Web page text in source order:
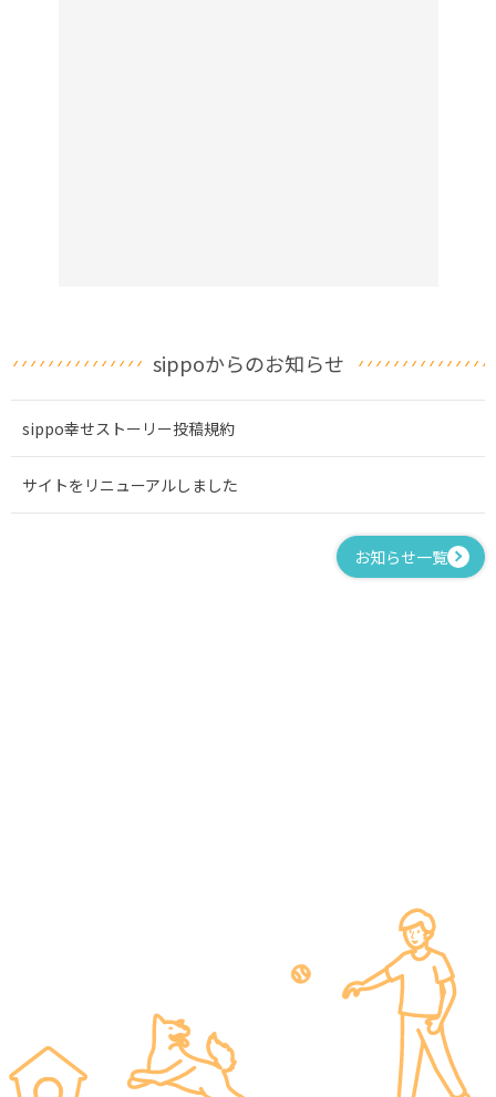
sippoからのお知らせ
sippo幸せストーリー投稿規約
サイトをリニューアルしました
お知らせ一覧